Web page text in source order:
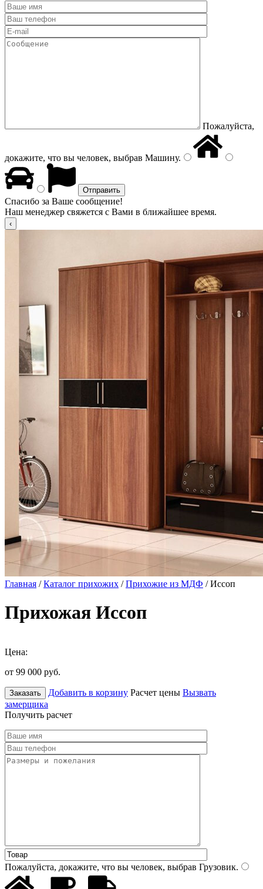
Пожалуйста,
докажите, что вы человек, выбрав Машину.
Спасибо за Ваше сообщение!
Наш менеджер свяжется с Вами в ближайшее время.
Главная /Каталог прихожих /Прихожие из МДФ / Иссоп
Прихожая Иссоп
Цена:
от 99 000 руб.
Заказать Добавить в корзину Расчет цены Вызвать
замерщика
Получить расчет
Пожалуйста, докажите, что вы человек, выбрав Грузовик.